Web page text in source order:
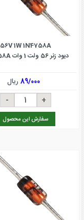
56V 1W 1N4758A
دیود زنر 56 ولت 1 وات 1N4758A
89/000 ریال
سفارش این محصول